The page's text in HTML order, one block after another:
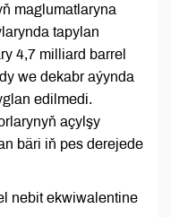
maglumatlaryna
tapylan
4,7 milliard barrel
we dekabr aýynda
edilmedi.
açylşy
bäri iň pes derejede
nebit ekwiwalentine